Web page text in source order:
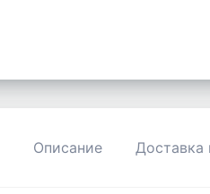
Описание Доставка